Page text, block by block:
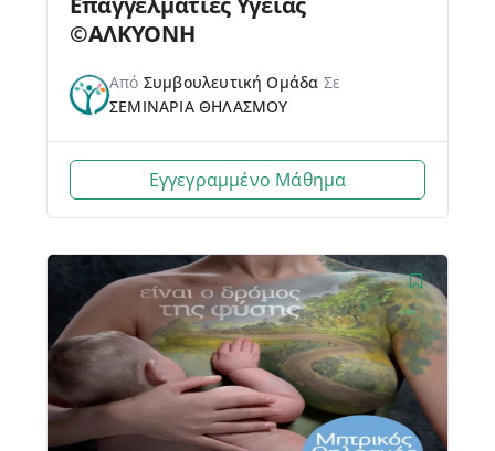
©ΑΛΚΥΟΝΗ
Από Συμβουλευτική Ομάδα Σε
ΣΕΜΙΝΑΡΙΑ ΘΗΛΑΣΜΟΥ
Εγγεγραμμένο Μάθημα